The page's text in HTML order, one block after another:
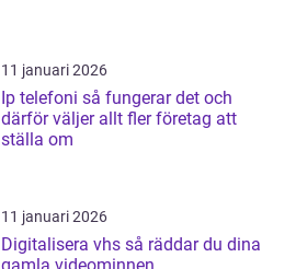
11 januari 2026
Ip telefoni så fungerar det och
därför väljer allt fler företag att
ställa om
11 januari 2026
Digitalisera vhs så räddar du dina